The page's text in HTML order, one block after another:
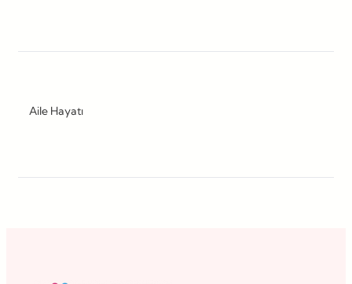
Aile Hayatı